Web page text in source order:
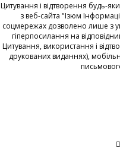
Цитування і відтворення будь-
з веб-сайта "Ізюм
соцмережах дозволено лише з
гіперпосилання на
Цитування, використання і
друкованих виданнях),